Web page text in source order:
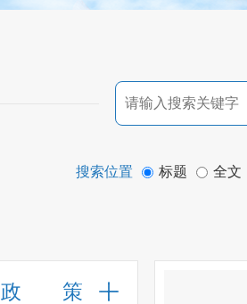
搜索位置 标题 全文
政 策